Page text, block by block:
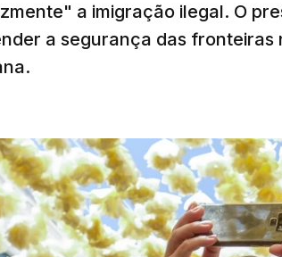
a imigração ilegal. O
a segurança das fronteiras